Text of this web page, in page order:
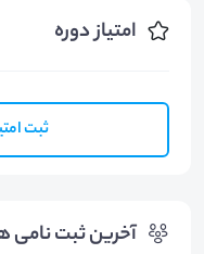
امتیاز دوره
ثبت
آخرین ثبت نامی